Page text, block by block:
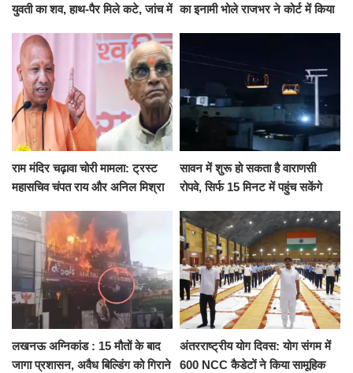
युवती का शव, हाथ-पैर मिले कटे, जांच में का इनामी भोले राजभर ने कोर्ट में किया
राम मंदिर चढ़ावा चोरी मामला: ट्रस्ट
महासचिव चंपत राय और अनिल मिश्रा
को नहीं...
सावन में शुरू हो सकता है वाराणसी
रोपवे, सिर्फ 15 मिनट में पहुंच सकेंगे
किराया
लखनऊ अग्निकांड : 15 मौतों के बाद
जागा प्रशासन, अवैध बिल्डिंग को गिराने
अंतरराष्ट्रीय योग दिवस: योग संगम में
600 NCC कैडेटों ने किया सामूहिक